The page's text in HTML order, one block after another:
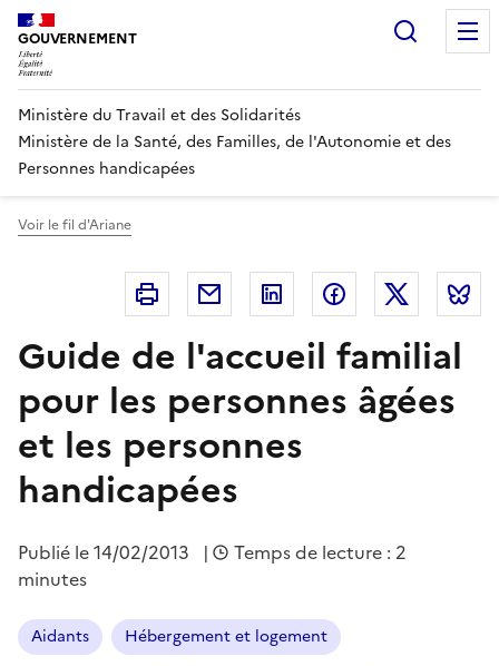
Panneau de gestion des cookies
GOUVERNEMENT
Ministère du Travail et des Solidarités
Ministère de la Santé, des Familles, de l'Autonomie et des
Personnes handicapées
Voir le fil d'Ariane
Imprimer Courriel Linkedin FacebookTwitter
Guide de l'accueil familial
pour les personnes âgées
et les personnes
handicapées
Publié le14/02/2013 |
Temps de lecture : 2
minutes
Aidants Hébergement et logement